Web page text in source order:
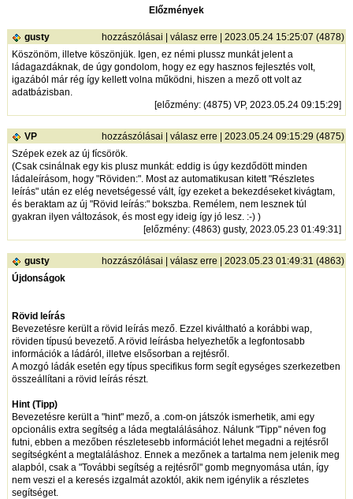
Előzmények
gusty hozzászólásai | válasz erre | 2023.05.24 15:25:07 (4878)
Köszönöm, illetve köszönjük. Igen, ez némi plussz munkát jelent a
ládagazdáknak, de úgy gondolom, hogy ez egy hasznos fejlesztés volt,
igazából már rég így kellett volna működni, hiszen a mező ott volt az
adatbázisban.
[előzmény: (4875) VP, 2023.05.24 09:15:29]
VP hozzászólásai | válasz erre | 2023.05.24 09:15:29 (4875)
Szépek ezek az új fícsörök.
(Csak csinálnak egy kis plusz munkát: eddig is úgy kezdődött minden
ládaleírásom, hogy "Röviden:". Most az automatikusan kitett "Részletes
leírás" után ez elég nevetségessé vált, így ezeket a bekezdéseket kivágtam,
és beraktam az új "Rövid leírás:" bokszba. Remélem, nem lesznek túl
gyakran ilyen változások, és most egy ideig így jó lesz. :-) )
[előzmény: (4863) gusty, 2023.05.23 01:49:31]
gusty hozzászólásai | válasz erre | 2023.05.23 01:49:31 (4863)
Újdonságok
Rövid leírás
Bevezetésre került a rövid leírás mező. Ezzel kiváltható a korábbi wap,
röviden típusú bevezető. A rövid leírásba helyezhetők a legfontosabb
információk a ládáról, illetve elsősorban a rejtésről.
A mozgó ládák esetén egy típus specifikus form segít egységes szerkezetben
összeállítani a rövid leírás részt.
Hint (Tipp)
Bevezetésre került a "hint" mező, a .com-on játszók ismerhetik, ami egy
opcionális extra segítség a láda megtalálásához. Nálunk "Tipp" néven fog
futni, ebben a mezőben részletesebb információt lehet megadni a rejtésről
segítségként a megtaláláshoz. Ennek a mezőnek a tartalma nem jelenik meg
alapból, csak a "További segítség a rejtésről" gomb megnyomása után, így
nem veszi el a keresés izgalmát azoktól, akik nem igénylik a részletes
segítséget.